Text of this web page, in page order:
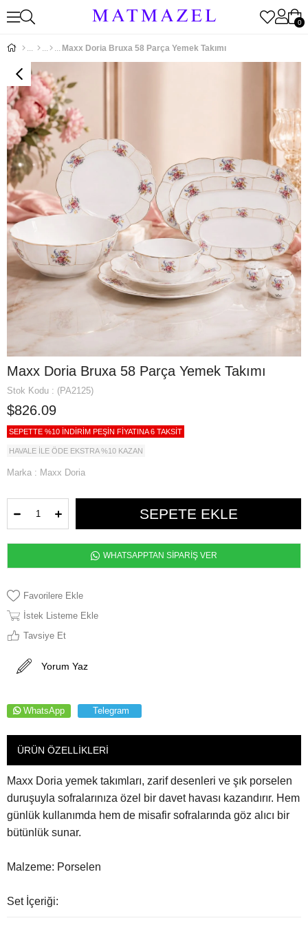
0
Maxx Doria Bruxa 58 Parça Yemek Takımı
Maxx Doria Bruxa 58 Parça Yemek Takımı
Stok Kodu (PA2125)
$826.09
SEPETTE %10 İNDİRİM PEŞİN FİYATINA 6 TAKSİT
HAVALE İLE ÖDE EKSTRA %10 KAZAN
Marka : Maxx Doria
WHATSAPPTAN SİPARİŞ VER
Favorilere Ekle
İstek Listeme Ekle
Tavsiye Et
Yorum Yaz
WhatsApp Telegram
ÜRÜN ÖZELLIKLERI
Maxx Doria yemek takımları, zarif desenleri ve şık porselen
duruşuyla sofralarınıza özel bir davet havası kazandırır. Hem
günlük kullanımda hem de misafir sofralarında göz alıcı bir
bütünlük sunar.
Malzeme: Porselen
Set İçeriği: